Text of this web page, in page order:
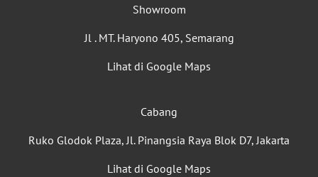
Showroom
Jl . MT. Haryono 405, Semarang
Lihat di Google Maps
Cabang
Ruko Glodok Plaza, Jl. Pinangsia Raya Blok D7, Jakarta
Lihat di Google Maps